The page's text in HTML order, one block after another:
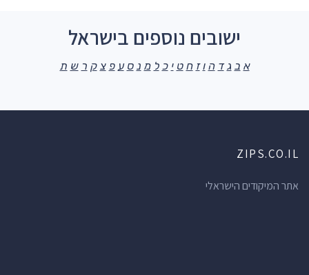
ישובים נוספים בישראל
א ב ג ד ה ו ז ח ט י כ ל מ נ ס ע פ צ ק ר ש ת
ZIPS.CO.IL
אתר המיקודים הישראלי